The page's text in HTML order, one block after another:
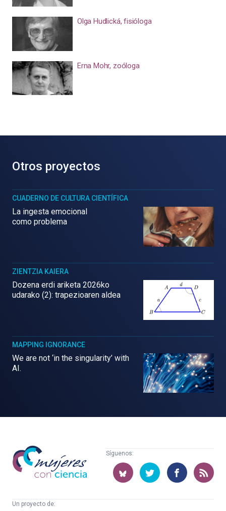
Olga Hudlická, fisióloga
Erna Mohr, zoóloga
Otros proyectos
CUADERNO DE CULTURA CIENTÍFICA
La ingesta emocional
como problema
ZIENTZIA KAIERA
Dozena erdi ariketa 2026ko
udarako (2): trapezioaren aldea
MAPPING IGNORANCE
We are not ‘in the singularity’ with
AI.
Mujeres
con
ciencia
Síguenos:
Un proyecto de: